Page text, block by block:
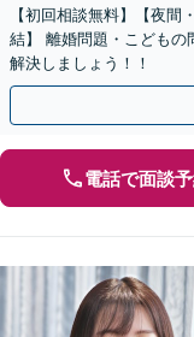
【初回相談無料】【夜間
結】 離婚問題・こどもの
解決しましょう！！
電話で面談